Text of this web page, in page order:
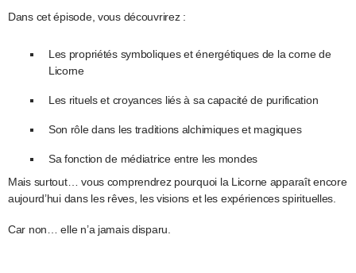
Dans cet épisode, vous découvrirez :
Les propriétés symboliques et énergétiques de la corne de
Licorne
Les rituels et croyances liés à sa capacité de purification
Son rôle dans les traditions alchimiques et magiques
Sa fonction de médiatrice entre les mondes
Mais surtout… vous comprendrez pourquoi la Licorne apparaît encore
aujourd’hui dans les rêves, les visions et les expériences spirituelles.
Car non… elle n’a jamais disparu.